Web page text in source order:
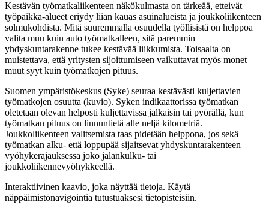
Kestävän työmatkaliikenteen näkökulmasta on tärkeää, etteivät
työpaikka-alueet eriydy liian kauas asuinalueista ja joukkoliikenteen
solmukohdista. Mitä suuremmalla osuudella työllisistä on helppoa
valita muu kuin auto työmatkalleen, sitä paremmin
yhdyskuntarakenne tukee kestävää liikkumista. Toisaalta on
muistettava, että yritysten sijoittumiseen vaikuttavat myös monet
muut syyt kuin työmatkojen pituus.
Suomen ympäristökeskus (Syke) seuraa kestävästi kuljettavien
työmatkojen osuutta (kuvio). Syken indikaattorissa työmatkan
oletetaan olevan helposti kuljettavissa jalkaisin tai pyörällä, kun
työmatkan pituus on linnuntietä alle neljä kilometriä.
Joukkoliikenteen valitsemista taas pidetään helppona, jos sekä
työmatkan alku- että loppupää sijaitsevat yhdyskuntarakenteen
vyöhykerajauksessa joko jalankulku- tai
joukkoliikennevyöhykkeellä.
Interaktiivinen kaavio, joka näyttää tietoja. Käytä
näppäimistönavigointia tutustuaksesi tietopisteisiin.